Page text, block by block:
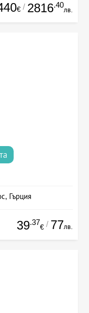
€ / 2816.40
лв.
Гърция
39.37
€ / 77лв.